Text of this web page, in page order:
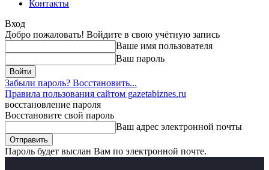
Контакты
Вход
Добро пожаловать! Войдите в свою учётную запись
Ваше имя пользователя
Ваш пароль
Забыли пароль? Восстановить...
Правила пользования сайтом gazetabiznes.ru
восстановление пароля
Восстановите свой пароль
Ваш адрес электронной почты
Пароль будет выслан Вам по электронной почте.